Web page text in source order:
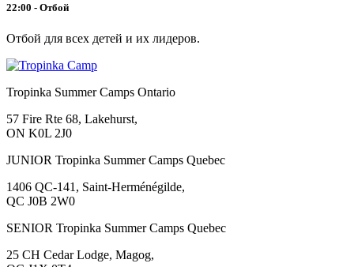
22:00 - Отбой
Отбой для всех детей и их лидеров.
Tropinka Summer Camps Ontario
57 Fire Rte 68, Lakehurst,
ON K0L 2J0
JUNIOR Tropinka Summer Camps Quebec
1406 QC-141, Saint-Herménégilde,
QC J0B 2W0
SENIOR Tropinka Summer Camps Quebec
25 CH Cedar Lodge, Magog,